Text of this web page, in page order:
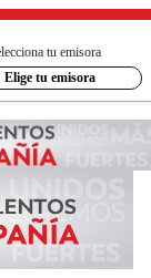
tu emisora
Elige tu emisora